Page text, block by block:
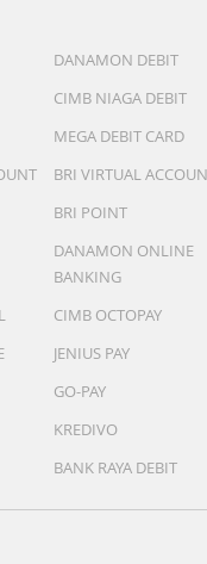
DANAMON DEBIT
CIMB NIAGA DEBIT
MEGA DEBIT CARD
BRI VIRTUAL
BRI POINT
DANAMON ONLINE
BANKING
CIMB OCTOPAY
JENIUS PAY
GO-PAY
KREDIVO
BANK RAYA DEBIT